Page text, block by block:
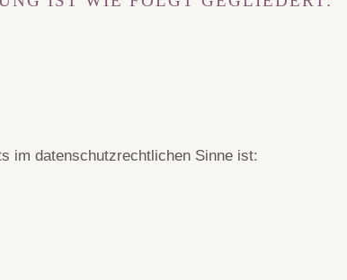
im datenschutzrechtlichen Sinne ist: